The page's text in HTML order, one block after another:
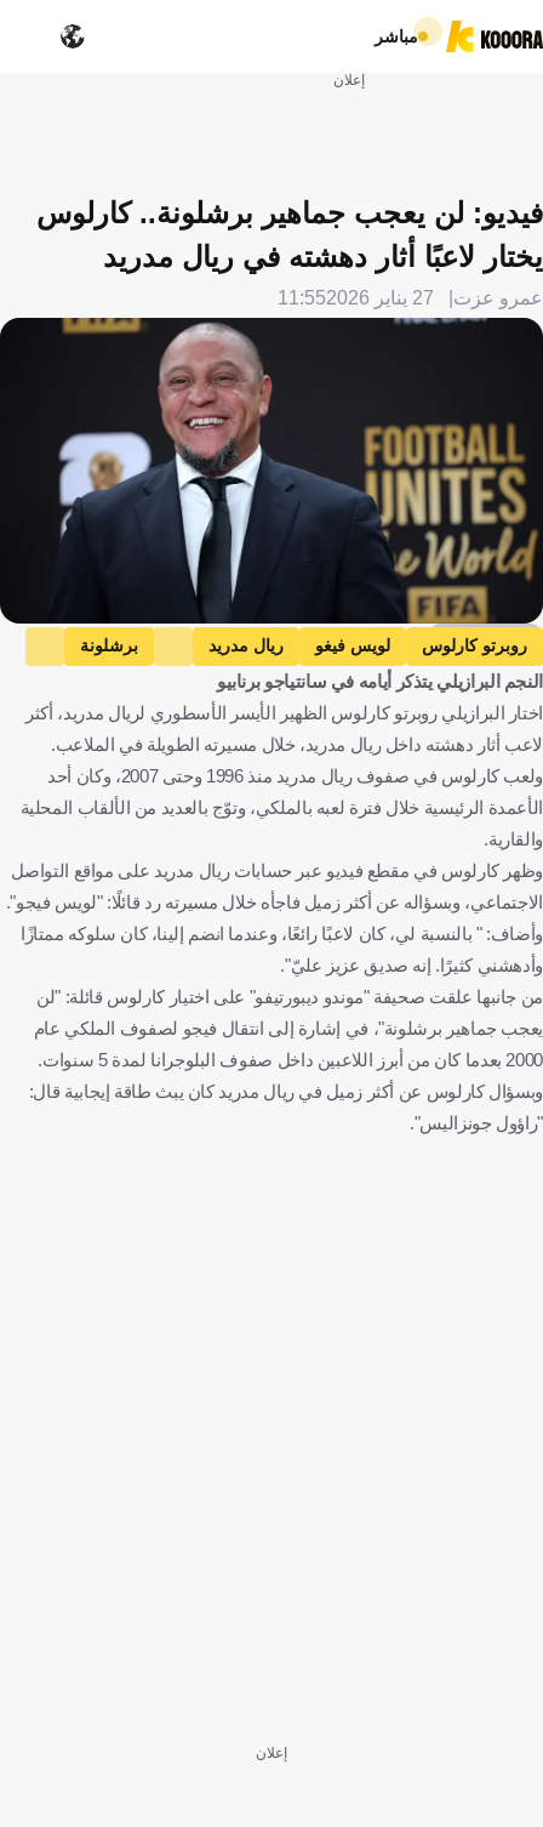
مباشر
إعلان
فيديو: لن يعجب جماهير برشلونة.. كارلوس
يختار لاعبًا أثار دهشته في ريال مدريد
عمرو عزت 27 يناير 2026 11:55
Getty Images
روبرتو كارلوس لويس فيغو ريال مدريد
برشلونة
البرازيل
البرتغال إسبانيا كرة قدم
النجم البرازيلي يتذكر أيامه في سانتياجو برنابيو
اختار البرازيلي روبرتو كارلوس الظهير الأيسر الأسطوري لريال مدريد، أكثر
لاعب أثار دهشته داخل ريال مدريد، خلال مسيرته الطويلة في الملاعب.
ولعب كارلوس في صفوف ريال مدريد منذ 1996 وحتى 2007، وكان أحد
الأعمدة الرئيسية خلال فترة لعبه بالملكي، وتوّج بالعديد من الألقاب المحلية
والقارية.
وظهر كارلوس في مقطع فيديو عبر حسابات ريال مدريد على مواقع التواصل
الاجتماعي، وبسؤاله عن أكثر زميل فاجأه خلال مسيرته رد قائلًا: "لويس فيجو".
وأضاف: " بالنسبة لي، كان لاعبًا رائعًا، وعندما انضم إلينا، كان سلوكه ممتازًا
وأدهشني كثيرًا. إنه صديق عزيز عليّ".
من جانبها علقت صحيفة "موندو ديبورتيفو" على اختيار كارلوس قائلة: "لن
يعجب جماهير برشلونة"، في إشارة إلى انتقال فيجو لصفوف الملكي عام
2000 بعدما كان من أبرز اللاعبين داخل صفوف البلوجرانا لمدة 5 سنوات.
وبسؤال كارلوس عن أكثر زميل في ريال مدريد كان يبث طاقة إيجابية قال:
"راؤول جونزاليس".
إعلان